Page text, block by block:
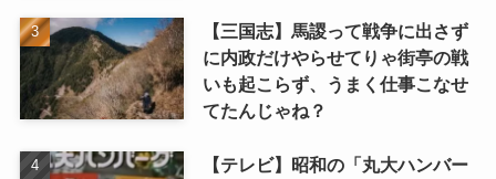
【三国志】馬謖って戦争に出さず
に内政だけやらせてりゃ街亭の戦
いも起こらず、うまく仕事こなせ
てたんじゃね？
【テレビ】昭和の「丸大ハンバー